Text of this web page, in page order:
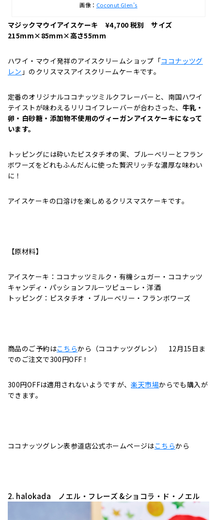
画像： Coconut Glen’s
マジックマウイアイスケーキ ¥4,700 税別 サイズ
215mm×85mm×高さ55mm
ハワイ・マウイ発祥のアイスクリームショップ「ココナッツグ
レン 」のクリスマスアイスクリームケーキです。
定番のオリジナルココナッツミルクフレーバーと、南国ハワイ
テイストが味わえるリリコイフレーバーが合わさった、 牛乳・
卵・白砂糖・添加物不使用のヴィーガンアイスケーキになって
います。
トッピングには砕いたピスタチオの実、ブルーベリーとフラン
ボワーズをどれもふんだんに使った贅沢リッチな濃厚な味わい
に！
アイスケーキの口溶けを楽しめるクリスマスケーキです。
【原材料】
アイスケーキ：ココナッツミルク・有機シュガー・ココナッツ
キャンディ・パッションフルーツピューレ・洋酒
トッピング：ピスタチオ ・ブルーベリー・フランボワーズ
商品のご予約はこちらから（ココナッツグレン） 12月15日ま
でのご注文で300円OFF！
300円OFFは適用されないようですが、楽天市場からでも購入が
できます。
ココナッツグレン表参道店公式ホームページはこちらから
2. halokada ノエル・フレーズ &ショコラ・ド・ノエル